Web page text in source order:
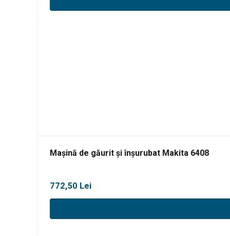
Mașină de găurit și înșurubat Makita 6408
772,50 Lei